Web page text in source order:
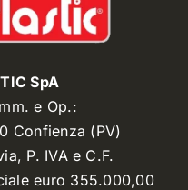
SpA
e Op.:
Confienza (PV)
P. IVA e C.F.
euro 355.000,00